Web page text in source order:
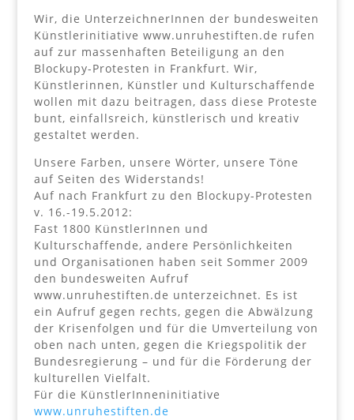
Wir, die UnterzeichnerInnen der bundesweiten
Künstlerinitiative www.unruhestiften.de rufen
auf zur massenhaften Beteiligung an den
Blockupy-Protesten in Frankfurt. Wir,
Künstlerinnen, Künstler und Kulturschaffende
wollen mit dazu beitragen, dass diese Proteste
bunt, einfallsreich, künstlerisch und kreativ
gestaltet werden.
Unsere Farben, unsere Wörter, unsere Töne
auf Seiten des Widerstands!
Auf nach Frankfurt zu den Blockupy-Protesten
v. 16.-19.5.2012:
Fast 1800 KünstlerInnen und
Kulturschaffende, andere Persönlichkeiten
und Organisationen haben seit Sommer 2009
den bundesweiten Aufruf
www.unruhestiften.de unterzeichnet. Es ist
ein Aufruf gegen rechts, gegen die Abwälzung
der Krisenfolgen und für die Umverteilung von
oben nach unten, gegen die Kriegspolitik der
Bundesregierung – und für die Förderung der
kulturellen Vielfalt.
Für die KünstlerInneninitiative
www.unruhestiften.de